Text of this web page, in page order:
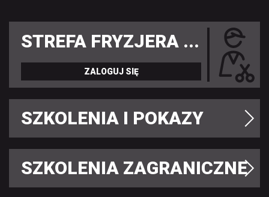
STREFA FRYZJERA ...
ZALOGUJ SIĘ
SZKOLENIA I POKAZY
SZKOLENIA ZAGRANICZNE